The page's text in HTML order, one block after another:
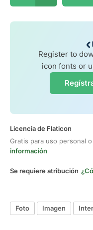
Register to
icon fonts or
Licencia de Flaticon
Gratis para uso personal
información
Se requiere atribución
Foto Imagen